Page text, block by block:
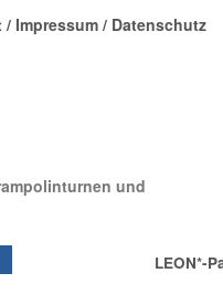
Impressum / Datenschutz
und
LEON*-